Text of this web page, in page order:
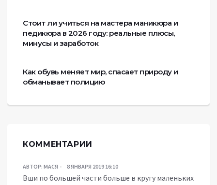
Стоит ли учиться на мастера маникюра и
педикюра в 2026 году: реальные плюсы,
минусы и заработок
Как обувь меняет мир, спасает природу и
обманывает полицию
КОММЕНТАРИИ
АВТОР: МАСЯ 8 ЯНВАРЯ 2019 16:10
Вши по большей части больше в кругу маленьких